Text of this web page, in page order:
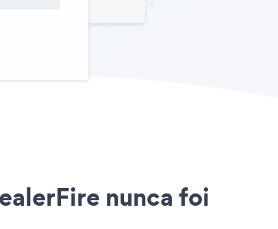
nunca foi